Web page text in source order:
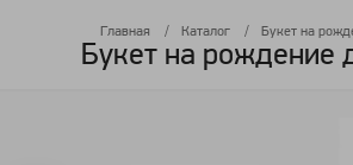
Главная Каталог Букет на
Букет на рождение